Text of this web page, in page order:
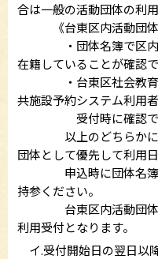
合は一般の活動団体の利
《台東区内活動団体
・団体名簿で区内在
在籍していることが確認
・台東区社会教育関
共施設予約システム利用
受付時に確認で
以上のどちらかに該
団体として優先して利用
申込時に団体名簿ま
持参ください。
台東区内活動団体と
利用受付となります。
イ.受付開始日の翌日以